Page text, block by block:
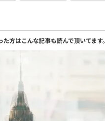
方はこんな記事も読んで頂いてます。